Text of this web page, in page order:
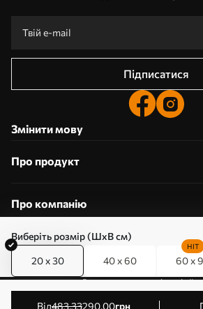
Виберіть розмір (ШхВ см)
20 x 30 40 x 60 60 x
HIT
від483.33290.00грн
Підписатися
Змінити мову
Про продукт
Про компанію
0800357223
Редагування дозволів на
© 2011-2026 Art-holst. Усі права